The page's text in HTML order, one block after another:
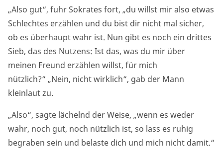
„Also gut“, fuhr Sokrates fort, „du willst mir also etwas
Schlechtes erzählen und du bist dir nicht mal sicher,
ob es überhaupt wahr ist. Nun gibt es noch ein drittes
Sieb, das des Nutzens: Ist das, was du mir über
meinen Freund erzählen willst, für mich
nützlich?“ „Nein, nicht wirklich“, gab der Mann
kleinlaut zu.
„Also“, sagte lächelnd der Weise, „wenn es weder
wahr, noch gut, noch nützlich ist, so lass es ruhig
begraben sein und belaste dich und mich nicht damit.“